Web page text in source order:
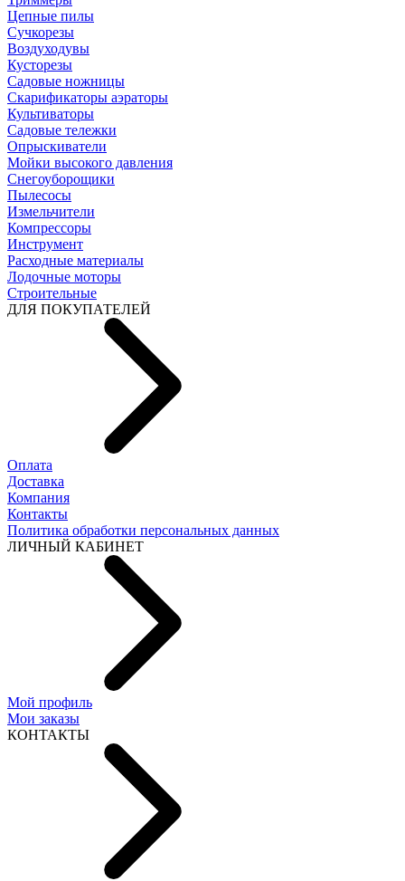
Цепные пилы
Cучкорезы
Воздуходувы
Кусторезы
Садовые ножницы
Скарификаторы аэраторы
Культиваторы
Садовые тележки
Опрыскиватели
Мойки высокого давления
Снегоуборощики
Пылесосы
Измельчители
Компрессоры
Инструмент
Расходные материалы
Лодочные моторы
Строительные
ДЛЯ ПОКУПАТЕЛЕЙ
Оплата
Доставка
Компания
Контакты
Политика обработки персональных данных
ЛИЧНЫЙ КАБИНЕТ
Мой профиль
Мои заказы
КОНТАКТЫ